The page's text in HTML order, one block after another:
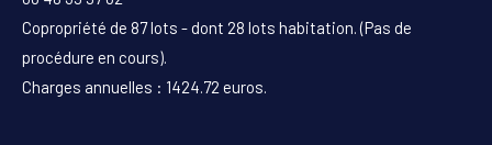
Copropriété de 87 lots - dont 28 lots habitation. (Pas de
procédure en cours).
Charges annuelles : 1424.72 euros.